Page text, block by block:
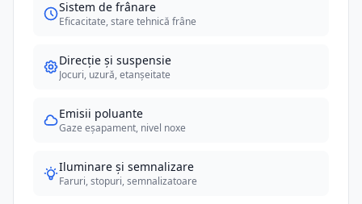
Sistem de frânare
Eficacitate, stare tehnică frâne
Direcție și suspensie
Jocuri, uzură, etanșeitate
Emisii poluante
Gaze eșapament, nivel noxe
Iluminare și semnalizare
Faruri, stopuri, semnalizatoare